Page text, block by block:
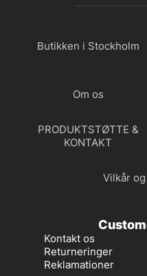
Butikken i Stockholm
Om os
PRODUKTSTØTTE &
KONTAKT
Vilkår
Kontakt os
Returneringer
Reklamationer